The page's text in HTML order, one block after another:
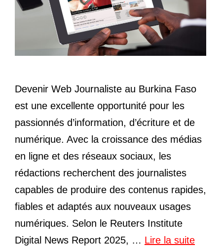
Devenir Web Journaliste au Burkina Faso
est une excellente opportunité pour les
passionnés d’information, d’écriture et de
numérique. Avec la croissance des médias
en ligne et des réseaux sociaux, les
rédactions recherchent des journalistes
capables de produire des contenus rapides,
fiables et adaptés aux nouveaux usages
numériques. Selon le Reuters Institute
Digital News Report 2025, … Lire la suite